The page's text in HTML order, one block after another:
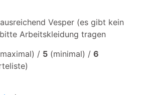
ausreichend Vesper (es gibt kein
Arbeitskleidung tragen
/ 5 (minimal) / 6